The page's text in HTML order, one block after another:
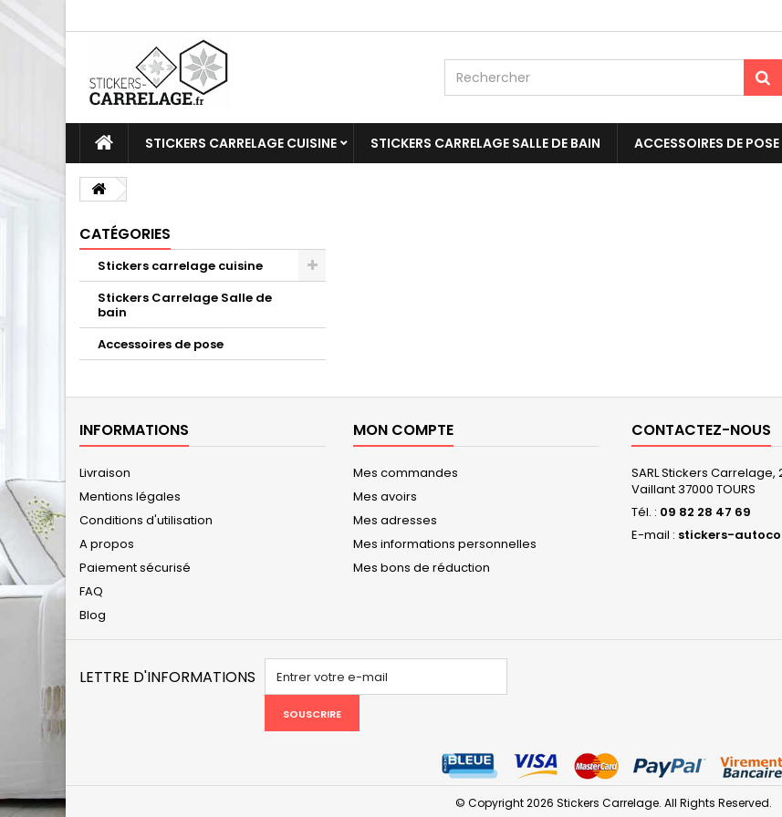
STICKERS CARRELAGE CUISINE STICKERS CARRELAGE SALLE DE BAIN ACCESSOIRES DE POSE
CATÉGORIES
Stickers carrelage cuisine
Stickers Carrelage Salle de
bain
Accessoires de pose
INFORMATIONS
Livraison
Mentions légales
Conditions d'utilisation
A propos
Paiement sécurisé
FAQ
Blog
© Copyright 2026 Stickers Carrelage. All Rights Reserved.
MON COMPTE
Mes commandes
Mes avoirs
Mes adresses
Mes informations personnelles
Mes bons de réduction
CONTACTEZ-NOUS
SARL Stickers Carrelage,
Vaillant 37000 TOURS
Tél. : 09 82 28 47 69
E-mail : stickers-
LETTRE D'INFORMATIONS
SOUSCRIRE